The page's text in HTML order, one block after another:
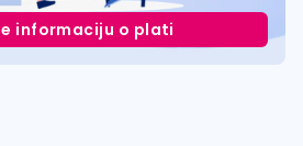
informaciju o plati